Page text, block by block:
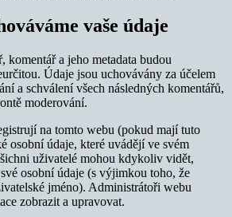
vaše údaje
komentář a jeho metadata budou
Údaje jsou uchovávány za účelem
a schválení všech následných komentářů,
moderování.
na tomto webu (pokud mají tuto
osobní údaje, které uvádějí ve svém
uživatelé mohou kdykoliv vidět,
osobní údaje (s výjimkou toho, že
jméno). Administrátoři webu
zobrazit a upravovat.